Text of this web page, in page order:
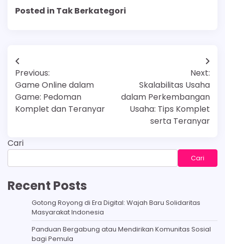
Posted in Tak Berkategori
Navigasi
pos
Previous:
Game Online dalam
Game: Pedoman
Komplet dan Teranyar
Next:
Skalabilitas Usaha
dalam Perkembangan
Usaha: Tips Komplet
serta Teranyar
Cari
Cari
Recent Posts
Gotong Royong di Era Digital: Wajah Baru Solidaritas
Masyarakat Indonesia
Panduan Bergabung atau Mendirikan Komunitas Sosial
bagi Pemula